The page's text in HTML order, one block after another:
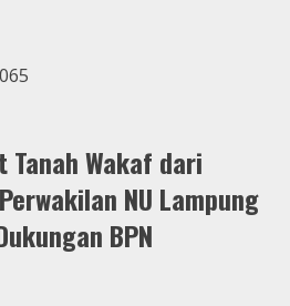
Wakaf dari
NU Lampung
BPN